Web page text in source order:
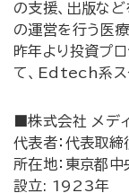
の支援、出版な
の運営を行う医
昨年より投資プ
て、Edtech系ス
■株式会社 メデ
代表者：代表取
所在地：東京都
設立: 1923年